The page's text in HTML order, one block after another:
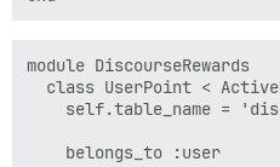
module DiscourseRewards
class UserPoint <
self.table_name =
    belongs_to :user